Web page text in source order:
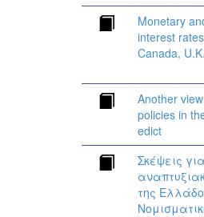
Monetary
interest
Canada,
Another
policies in
edict
Σκέψεις
της